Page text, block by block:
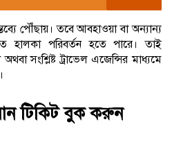
পৌঁছায়। তবে আবহাওয়া বা অন্যান্য
হালকা পরিবর্তন হতে পারে। তাই
সংশ্লিষ্ট ট্রাভেল এজেন্সির মাধ্যমে
টিকিট বুক করুন